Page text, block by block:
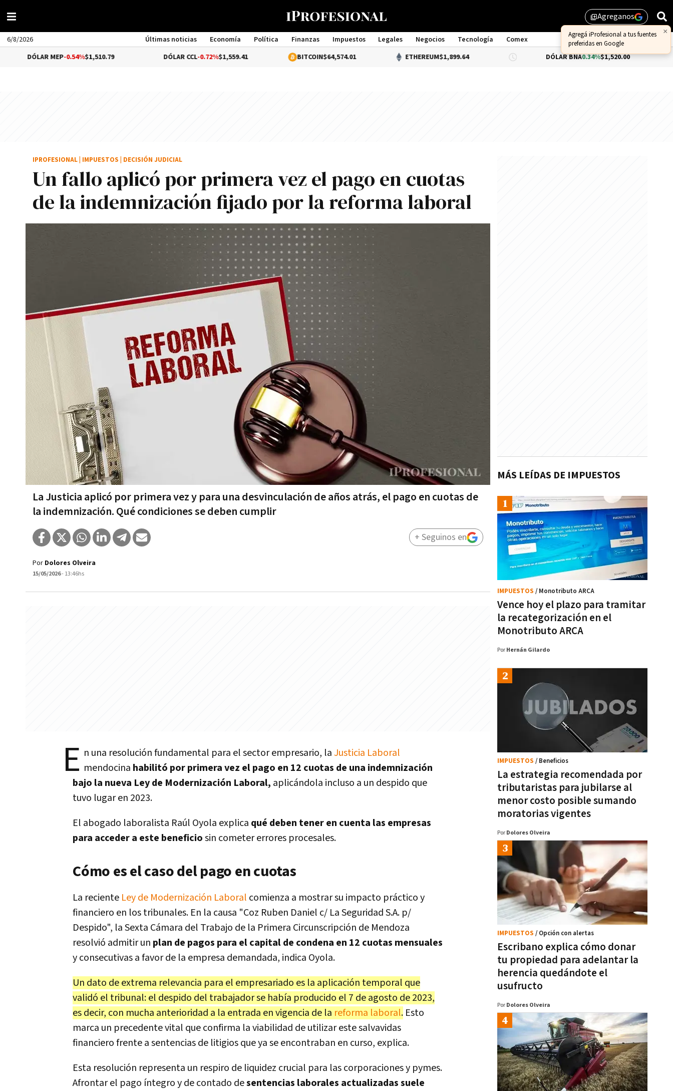
library_addAgreganos
×
Agregá iProfesional a tus fuentes
preferidas en Google
6/8/2026 Últimas noticias Economía Política Finanzas Impuestos Legales Negocios Tecnología
Comex
Management
MEP-0.54%$1,510.79 -0.72%$1,559.41 BITCOIN$64,574.01 ETHEREUM $1,899.64 DÓLAR BNA0.34%$1,520.00 DÓLAR
Un fallo aplicó por primera vez el pago en cuotas
de la indemnización fijado por la reforma laboral
La Justicia aplicó por primera vez y para una desvinculación de años atrás, el pago en cuotas de
la indemnización. Qué condiciones se deben cumplir
IPROFESIONAL IMPUESTOS DECISIÓN JUDICIAL
Por Dolores Olveira
15/05/2026- 13:46hs
+ Seguinos en
E n una resolución fundamental para el sector empresario, laJusticia Laboral
mendocina habilitó por primera vez el pago en 12 cuotas de una indemnización
bajo la nueva Ley de Modernización Laboral, aplicándola incluso a un despido que
tuvo lugar en 2023.
El abogado laboralista Raúl Oyola explica qué deben tener en cuenta las empresas
para acceder a este beneficiosin cometer errores procesales.
Cómo es el caso del pago en cuotas
La reciente Ley de Modernización Laboral comienza a mostrar su impacto práctico y
financiero en los tribunales. En la causa "Coz Ruben Daniel c/ La Seguridad S.A. p/
Despido", la Sexta Cámara del Trabajo de la Primera Circunscripción de Mendoza
resolvió admitir un plan de pagos para el capital de condena en 12 cuotas mensuales
y consecutivas a favor de la empresa demandada, indica Oyola.
Un dato de extrema relevancia para el empresariado es la aplicación temporal que
validó el tribunal: el despido del trabajador se había producido el 7 de agosto de 2023,
es decir, con mucha anterioridad a la entrada en vigencia de la reforma laboral. Esto
marca un precedente vital que confirma la viabilidad de utilizar este salvavidas
financiero frente a sentencias de litigios que ya se encontraban en curso, explica.
Esta resolución representa un respiro de liquidez crucial para las corporaciones y pymes.
Afrontar el pago íntegro y de contado desentencias laborales actualizadas suele
MÁS LEÍDAS DE IMPUESTOS
Vence hoy el plazo para tramitar
la recategorización en el
Monotributo ARCA
IMPUESTOS / Monotributo ARCA
Por Hernán Gilardo
La estrategia recomendada por
tributaristas para jubilarse al
menor costo posible sumando
moratorias vigentes
IMPUESTOS / Beneficios
Por Dolores Olveira
Escribano explica cómo donar
tu propiedad para adelantar la
herencia quedándote el
usufructo
IMPUESTOS / Opción con alertas
Por Dolores Olveira